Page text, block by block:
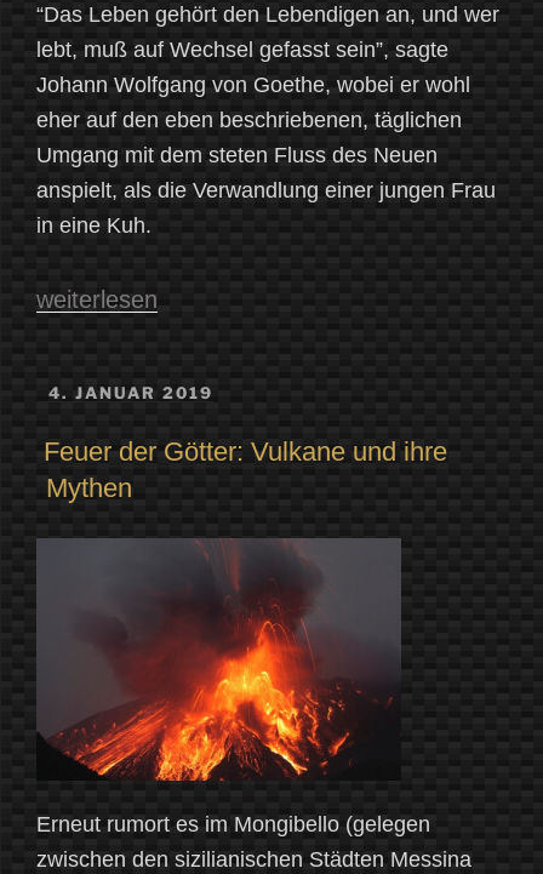
“Das Leben gehört den Lebendigen an, und wer
lebt, muß auf Wechsel gefasst sein”, sagte
Johann Wolfgang von Goethe, wobei er wohl
eher auf den eben beschriebenen, täglichen
Umgang mit dem steten Fluss des Neuen
anspielt, als die Verwandlung einer jungen Frau
in eine Kuh.
„Verwandlung“
weiterlesen
VERÖFFENTLICHT
4. JANUAR 2019
Feuer der Götter: Vulkane und ihre
Mythen
Erneut rumort es im Mongibello (gelegen
zwischen den sizilianischen Städten Messina